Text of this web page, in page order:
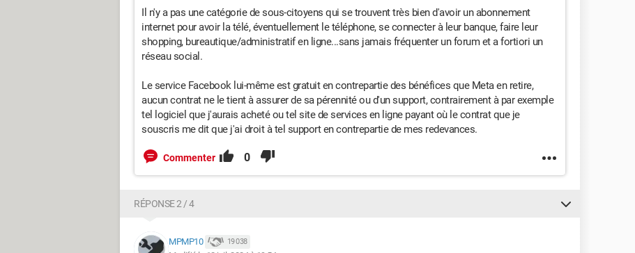
Il n'y a pas une catégorie de sous-citoyens qui se trouvent très bien d'avoir un abonnement
internet pour avoir la télé, éventuellement le téléphone, se connecter à leur banque, faire leur
shopping, bureautique/administratif en ligne...sans jamais fréquenter un forum et a fortiori un
réseau social.
Le service Facebook lui-même est gratuit en contrepartie des bénéfices que Meta en retire,
aucun contrat ne le tient à assurer de sa pérennité ou d'un support, contrairement à par exemple
tel logiciel que j'aurais acheté ou tel site de services en ligne payant où le contrat que je
souscris me dit que j'ai droit à tel support en contrepartie de mes redevances.
Commenter 0
RÉPONSE 2 / 4
MPMP10 19 038